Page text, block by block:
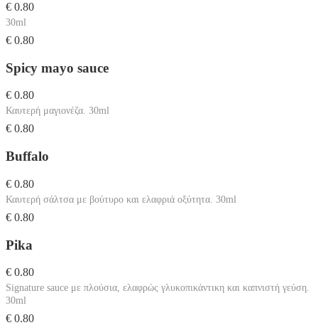
€ 0.80
30ml
€ 0.80
Spicy mayo sauce
€ 0.80
Καυτερή μαγιονέζα. 30ml
€ 0.80
Buffalo
€ 0.80
Καυτερή σάλτσα με βούτυρο και ελαφριά οξύτητα. 30ml
€ 0.80
Pika
€ 0.80
Signature sauce με πλούσια, ελαφρώς γλυκοπικάντικη και καπνιστή γεύση.
30ml
€ 0.80